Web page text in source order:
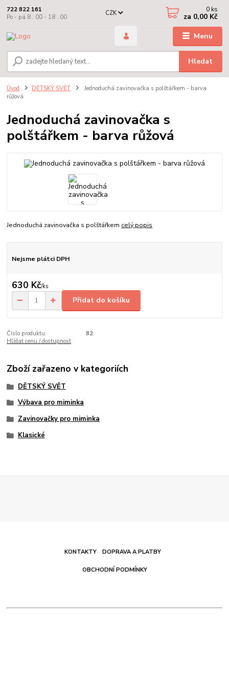
Menu
CZK
Hledat
722 822 161
Po - pá 8 : 00 - 18 : 00
0 ks
za 0,00 Kč
Úvod DĚTSKÝ SVĚT
Jednoduchá zavinovačka s polštářkem - barva
růžová
Jednoduchá zavinovačka s
polštářkem - barva růžová
Jednoduchá zavinovačka s polštářkem celý popis
Nejsme plátci DPH
630 Kč/ks
Přidat do košíku
Číslo produktu:
82
Hlídat cenu / dostupnost
Zboží zařazeno v kategoriích
DĚTSKÝ SVĚT
Výbava pro miminka
Zavinovačky pro miminka
Klasické
KONTAKTY DOPRAVA A PLATBY
OBCHODNÍ PODMÍNKY